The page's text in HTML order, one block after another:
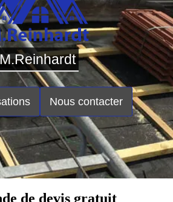
M.Reinhardt
Nous contacter
de devis gratuit